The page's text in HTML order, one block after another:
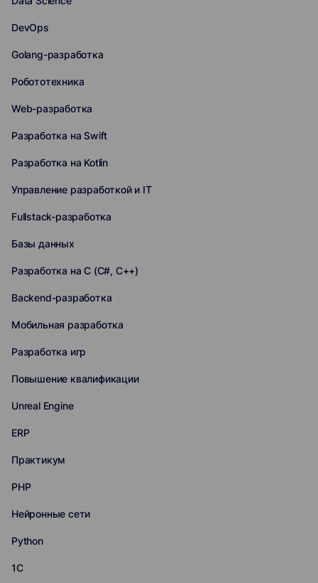
DevOps
Golang-разработка
Робототехника
Web-разработка
Разработка на Swift
Разработка на Kotlin
Управление разработкой и IT
Fullstack-разработка
Базы данных
Разработка на C (C#, C++)
Backend-разработка
Мобильная разработка
Разработка игр
Повышение квалификации
Unreal Engine
ERP
Практикум
PHP
Нейронные сети
Python
1С